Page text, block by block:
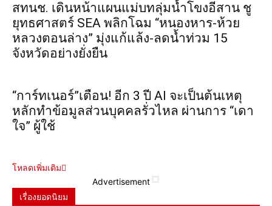
สทนช. เดินหน้าแผนแม่บทลุ่มน้ำโขงอีสาน ชู
ยุทธศาสตร์ SEA พลิกโฉม “หนองหาร-ห้วย
หลวงตอนล่าง” มุ่งแก้แล้ง-ลดน้ำท่วม 15
จังหวัดอย่างยั่งยืน
“การ์ทเนอร์”เตือน! อีก 3 ปี AI จะเป็นต้นเหตุ
หลักทำข้อมูลส่วนบุคคลรั่วไหล ผ่านการ “เดา
ใจ” ผู้ใช้
โหลดเพิ่มเติม
Advertisement
เรื่องยอดนิยม